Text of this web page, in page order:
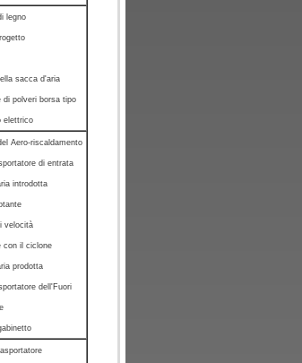
legno
sacca d'aria
di polveri borsa tipo
elettrico
Aero-riscaldamento
di entrata
introdotta
velocità
con il ciclone
prodotta
dell'Fuori